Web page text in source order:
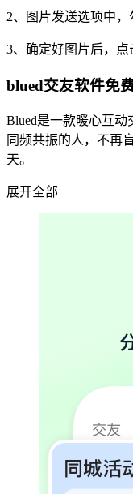
2、图片发送选项中，
3、确定好图片后，点
blued交友软件免
Blued是一款暖心互
同频共振的人，不再
天。
展开全部